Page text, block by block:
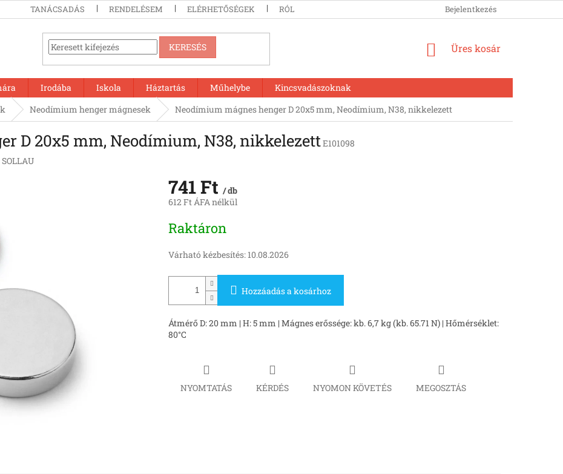
TANÁCSADÁS RENDELÉSEM ELÉRHETŐSÉGEK RÓLUNK Bejelentkezés
KERESÉS KOSÁR
Üres kosár
Irodába Iskola Háztartás Műhelybe
Kincsvadászoknak
Neodímium henger mágnesek Neodímium mágnes henger D 20x5 mm, Neodímium, N38, nikkelezett
D 20x5 mm, Neodímium, N38, nikkelezettE101098
SOLLAU
741 Ft / db
612 Ft ÁFA nélkül
Raktáron
Várható kézbesítés: 10.08.2026
Hozzáadás a kosárhoz
Átmérő D: 20 mm | H: 5 mm | Mágnes erőssége: kb. 6,7 kg (kb. 65.71 N) | Hőmérséklet:
80°C
NYOMTATÁS KÉRDÉS NYOMON KÖVETÉS MEGOSZTÁS